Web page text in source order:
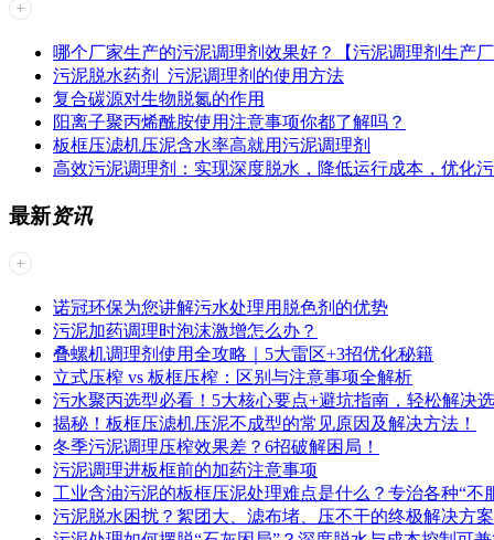
哪个厂家生产的污泥调理剂效果好？【污泥调理剂生产厂
污泥脱水药剂_污泥调理剂的使用方法
复合碳源对生物脱氮的作用
阳离子聚丙烯酰胺使用注意事项你都了解吗？
板框压滤机压泥含水率高就用污泥调理剂
高效污泥调理剂：实现深度脱水，降低运行成本，优化
最新资讯
诺冠环保为您讲解污水处理用脱色剂的优势
污泥加药调理时泡沫激增怎么办？
叠螺机调理剂使用全攻略｜5大雷区+3招优化秘籍
立式压榨 vs 板框压榨：区别与注意事项全解析
污水聚丙选型必看！5大核心要点+避坑指南，轻松解决
揭秘！板框压滤机压泥不成型的常见原因及解决方法！
冬季污泥调理压榨效果差？6招破解困局！
污泥调理进板框前的加药注意事项
工业含油污泥的板框压泥处理难点是什么？专治各种“不
污泥脱水困扰？絮团大、滤布堵、压不干的终极解决方案